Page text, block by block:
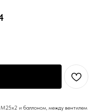
и баллоном, между вентилем